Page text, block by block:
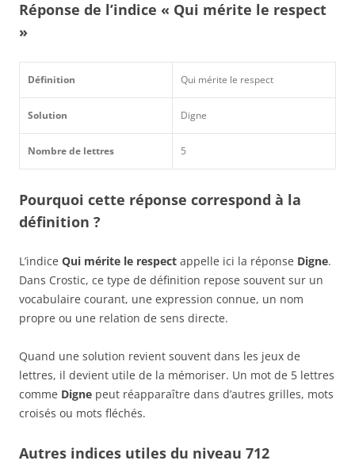
Réponse de l’indice « Qui mérite le respect
»
Définition Qui mérite le respect
Solution Digne
Nombre de lettres 5
Pourquoi cette réponse correspond à la
définition ?
L’indice Qui mérite le respect appelle ici la réponse Digne.
Dans Crostic, ce type de définition repose souvent sur un
vocabulaire courant, une expression connue, un nom
propre ou une relation de sens directe.
Quand une solution revient souvent dans les jeux de
lettres, il devient utile de la mémoriser. Un mot de 5 lettres
comme Digne peut réapparaître dans d’autres grilles, mots
croisés ou mots fléchés.
Autres indices utiles du niveau 712